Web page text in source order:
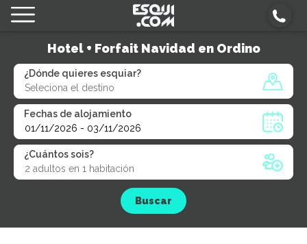
Hotel + Forfait Navidad en Ordino
¿Dónde quieres esquiar?
Fechas de alojamiento
¿Cuántos sois?
Buscar